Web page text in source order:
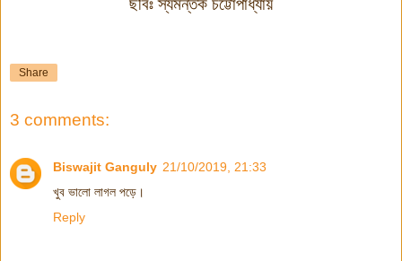
ছবিঃ স্যমন্তক চট্টোপাধ্যায়
Share
3 comments:
Biswajit Ganguly 21/10/2019, 21:33
খুব ভালো লাগল পড়ে।
Reply